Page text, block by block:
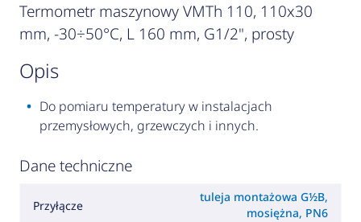
Termometr maszynowy VMTh 110, 110x30
mm, -30÷50°C, L 160 mm, G1/2", prosty
opis
Do pomiaru temperatury w instalacjach
przemysłowych, grzewczych i innych.
Dane techniczne
Przyłącze
tuleja montażowa G½B,
mosiężna, PN6